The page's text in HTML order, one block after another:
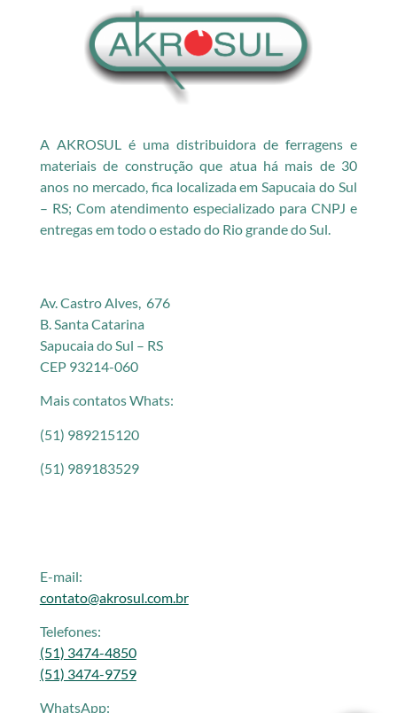
A AKROSUL é uma distribuidora de ferragens e
materiais de construção que atua há mais de 30
anos no mercado, fica localizada em Sapucaia do Sul
– RS; Com atendimento especializado para CNPJ e
entregas em todo o estado do Rio grande do Sul.
Av. Castro Alves, 676
B. Santa Catarina
Sapucaia do Sul – RS
CEP 93214-060
Mais contatos Whats:
(51) 989215120
(51) 989183529
E-mail:
contato@akrosul.com.br
Telefones:
(51) 3474-4850
(51) 3474-9759
WhatsApp: